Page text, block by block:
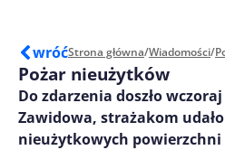
wróćStrona główna/Wiadomości/
Pożar nieużytków
Do zdarzenia doszło
Zawidowa, strażakom
nieużytkowych powierzchni